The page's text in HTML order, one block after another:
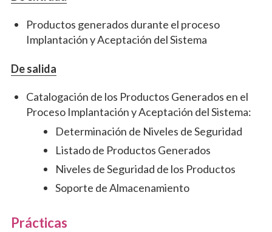
Productos generados durante el proceso
Implantación y Aceptación del Sistema
De salida
Catalogación de los Productos Generados en el
Proceso Implantación y Aceptación del Sistema:
Determinación de Niveles de Seguridad
Listado de Productos Generados
Niveles de Seguridad de los Productos
Soporte de Almacenamiento
Prácticas